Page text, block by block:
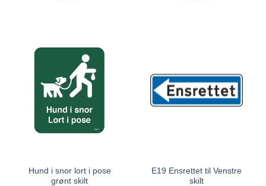
Hund i snor lort i pose
grønt skilt
E19 Ensrettet til Venstre
skilt